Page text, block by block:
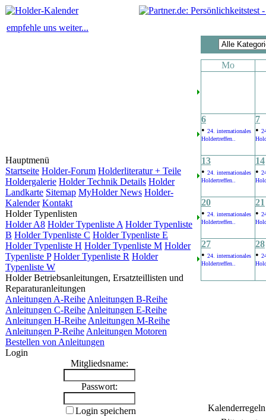
empfehle uns weiter...
Hauptmenü
Startseite Holder-Forum Holderliteratur + Teile
Holdergalerie Holder Technik Details Holder
Landkarte Sitemap MyHolder News Holder-
Kalender Kontakt
Holder Typenlisten
Holder A8 Holder Typenliste A Holder Typenliste
B Holder Typenliste C Holder Typenliste E
Holder Typenliste H Holder Typenliste M Holder
Typenliste P Holder Typenliste R Holder
Typenliste W
Holder Betriebsanleitungen, Ersatzteillisten und
Reparaturanleitungen
Anleitungen A-Reihe Anleitungen B-Reihe
Anleitungen C-Reihe Anleitungen E-Reihe
Anleitungen H-Reihe Anleitungen M-Reihe
Anleitungen P-Reihe Anleitungen Motoren
Bestellen von Anleitungen
Login
Mitgliedsname:
Passwort:
Login speichern
Mo
6
• 24. internationales
Holdertreffen..
7
•
13
• 24. internationales
Holdertreffen..
14
•
20
• 24. internationales
Holdertreffen..
21
•
27
• 24. internationales
Holdertreffen..
28
•
Kalenderregeln